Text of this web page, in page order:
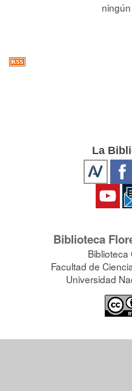
La
Biblioteca
Biblioteca
Facultad de
Universidad